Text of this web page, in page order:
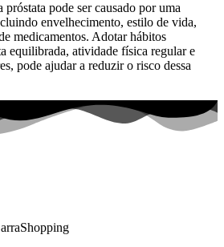
pode ser causado por uma
envelhecimento, estilo de vida,
medicamentos. Adotar hábitos
equilibrada, atividade física regular e
pode ajudar a reduzir o risco dessa